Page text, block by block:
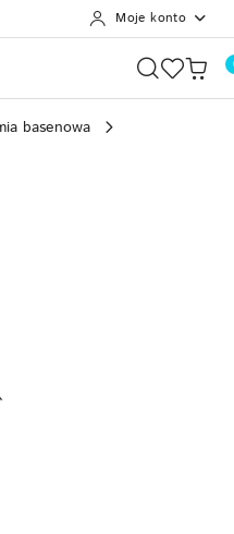
Moje konto
basenowa